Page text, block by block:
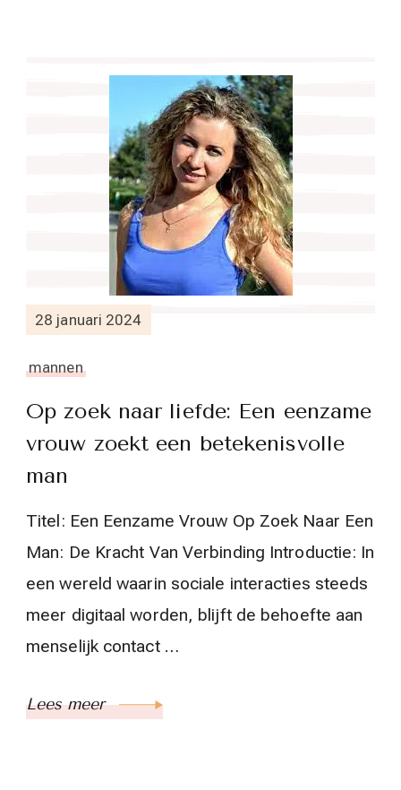
28 januari 2024
mannen
Op zoek naar liefde: Een eenzame
vrouw zoekt een betekenisvolle
man
Titel: Een Eenzame Vrouw Op Zoek Naar Een
Man: De Kracht Van Verbinding Introductie: In
een wereld waarin sociale interacties steeds
meer digitaal worden, blijft de behoefte aan
menselijk contact …
Lees meer